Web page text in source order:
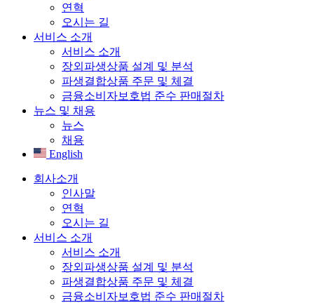
연혁
오시는 길
서비스 소개
서비스 소개
장외파생상품 설계 및 분석
파생결합상품 주문 및 체결
금융소비자보호법 준수 판매절차
뉴스 및 채용
뉴스
채용
English
회사소개
인사말
연혁
오시는 길
서비스 소개
서비스 소개
장외파생상품 설계 및 분석
파생결합상품 주문 및 체결
금융소비자보호법 준수 판매절차